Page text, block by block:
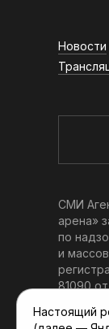
Новости
СМИ
арена»
по
и
81090
Настоящий